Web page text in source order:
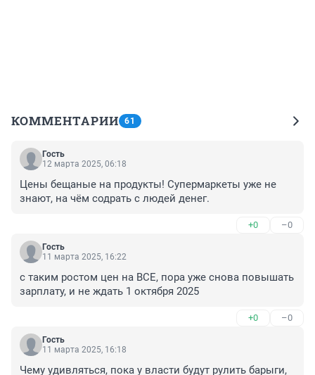
КОММЕНТАРИИ 61
Гость
12 марта 2025, 06:18
Цены бещаные на продукты! Супермаркеты уже не
знают, на чём содрать с людей денег.
+0 –0
Гость
11 марта 2025, 16:22
с таким ростом цен на ВСЕ, пора уже снова повышать
зарплату, и не ждать 1 октября 2025
+0 –0
Гость
11 марта 2025, 16:18
Чему удивляться, пока у власти будут рулить барыги,